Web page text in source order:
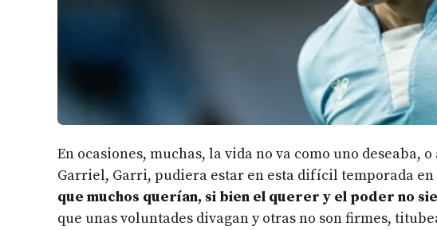
En ocasiones, muchas, la vida no va como uno deseaba,
Garriel, Garri, pudiera estar en esta difícil temporada
que muchos querían, si bien el querer y el poder no
que unas voluntades divagan y otras no son firmes,